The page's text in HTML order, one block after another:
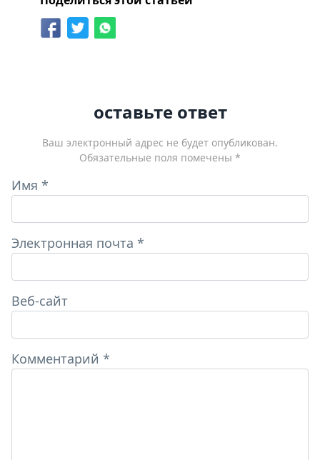
оставьте ответ
Ваш электронный адрес не будет опубликован.
Обязательные поля помечены *
Имя *
Электронная почта *
Веб-сайт
Комментарий *